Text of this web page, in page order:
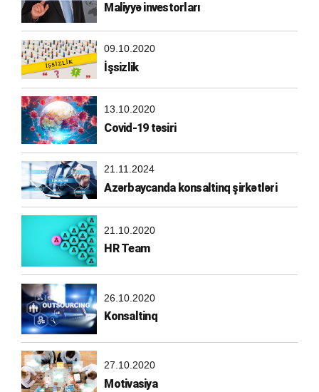
Maliyyə investorları
09.10.2020
İşsizlik
13.10.2020
Covid-19 təsiri
21.11.2024
Azərbaycanda konsaltinq şirkətləri
21.10.2020
HR Team
26.10.2020
Konsaltinq
27.10.2020
Motivasiya